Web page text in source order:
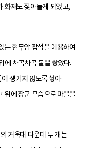
화재도 잦아들게 되었고,
는 현무암 잡석을 이용하여
에 차곡차곡 돌을 쌓았다.
생기지 않도록 쌓아
위에 장군 모습으로 마을을
거욱대 다운데 두 개는